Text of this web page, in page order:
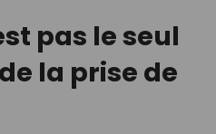
pas le seul
la prise de